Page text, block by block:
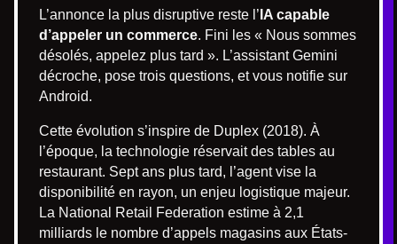
L’annonce la plus disruptive reste l’ IA capable
d’appeler un commerce. Fini les « Nous sommes
désolés, appelez plus tard ». L’assistant Gemini
décroche, pose trois questions, et vous notifie sur
Android.
Cette évolution s’inspire de Duplex (2018). À
l’époque, la technologie réservait des tables au
restaurant. Sept ans plus tard, l’agent vise la
disponibilité en rayon, un enjeu logistique majeur.
La National Retail Federation estime à 2,1
milliards le nombre d’appels magasins aux États-